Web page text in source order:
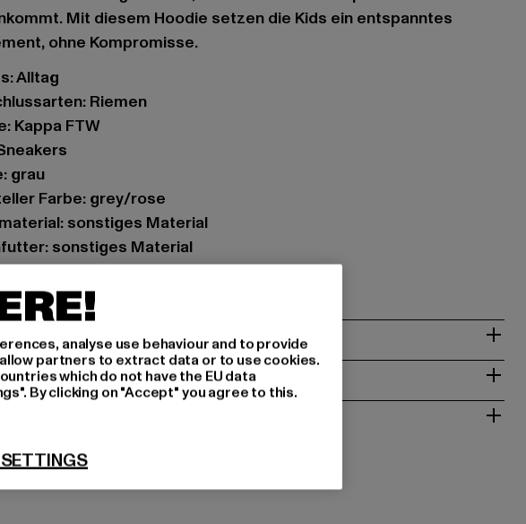
Mit diesem Hoodie setzen die Kids ein entspanntes
ohne Kompromisse.
Alltag
Riemen
Kappa FTW
grau
Farbe: grey/rose
sonstiges Material
sonstiges Material
95K0393001-02817
GRÖSSE & PASSFORM
analyse use behaviour and to provide
partners to extract data or to use cookies.
which do not have the EU data
By clicking on "Accept" you agree to this.